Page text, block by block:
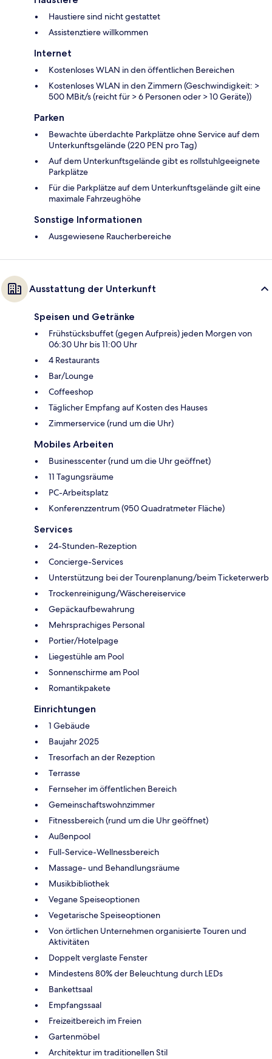
Haustiere sind nicht gestattet
Assistenztiere willkommen
Internet
Kostenloses WLAN in den öffentlichen Bereichen
Kostenloses WLAN in den Zimmern (Geschwindigkeit: >
500 MBit/s (reicht für > 6 Personen oder > 10 Geräte))
Parken
Bewachte überdachte Parkplätze ohne Service auf dem
Unterkunftsgelände (220 PEN pro Tag)
Auf dem Unterkunftsgelände gibt es rollstuhlgeeignete
Parkplätze
Für die Parkplätze auf dem Unterkunftsgelände gilt eine
maximale Fahrzeughöhe
Sonstige Informationen
Ausgewiesene Raucherbereiche
Ausstattung der Unterkunft
Speisen und Getränke
Frühstücksbuffet (gegen Aufpreis) jeden Morgen von
06:30 Uhr bis 11:00 Uhr
4 Restaurants
Bar/Lounge
Coffeeshop
Täglicher Empfang auf Kosten des Hauses
Zimmerservice (rund um die Uhr)
Mobiles Arbeiten
Businesscenter (rund um die Uhr geöffnet)
11 Tagungsräume
PC-Arbeitsplatz
Konferenzzentrum (950 Quadratmeter Fläche)
Services
24-Stunden-Rezeption
Concierge-Services
Unterstützung bei der Tourenplanung/beim Ticketerwerb
Trockenreinigung/Wäschereiservice
Gepäckaufbewahrung
Mehrsprachiges Personal
Portier/Hotelpage
Liegestühle am Pool
Sonnenschirme am Pool
Romantikpakete
Einrichtungen
1 Gebäude
Baujahr 2025
Tresorfach an der Rezeption
Terrasse
Fernseher im öffentlichen Bereich
Gemeinschaftswohnzimmer
Fitnessbereich (rund um die Uhr geöffnet)
Außenpool
Full-Service-Wellnessbereich
Massage- und Behandlungsräume
Musikbibliothek
Vegane Speiseoptionen
Vegetarische Speiseoptionen
Von örtlichen Unternehmen organisierte Touren und
Aktivitäten
Doppelt verglaste Fenster
Mindestens 80% der Beleuchtung durch LEDs
Bankettsaal
Empfangssaal
Freizeitbereich im Freien
Gartenmöbel
Architektur im traditionellen Stil